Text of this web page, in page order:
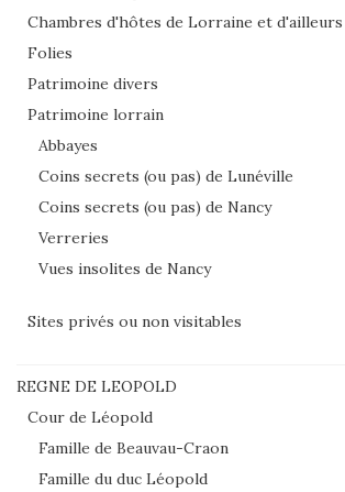
Chambres d'hôtes de Lorraine et d'ailleurs
Folies
Patrimoine divers
Patrimoine lorrain
Abbayes
Coins secrets (ou pas) de Lunéville
Coins secrets (ou pas) de Nancy
Verreries
Vues insolites de Nancy
Sites privés ou non visitables
REGNE DE LEOPOLD
Cour de Léopold
Famille de Beauvau-Craon
Famille du duc Léopold